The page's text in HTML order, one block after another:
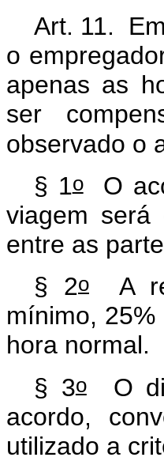
Art. 11.
o
apenas as
ser
observado o
§ 1oO
viagem será
entre as
§ 2o A
mínimo,
hora normal.
§ 3oO
acordo,
utilizado a